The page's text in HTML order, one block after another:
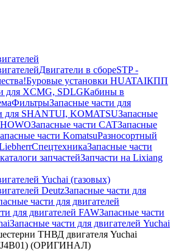
Двигатели в сбореSTP -
Буровые установки HUATAIКПП
для XCMG, SDLGКабины в
ФильтрыЗапасные части для
для SHANTUI, KOMATSUЗапасные
Запасные части CATЗапасные
части KomatsuРазносортный
СпецтехникаЗапасные части
запчастейЗапчасти на Lixiang
Yuchai (газовых)
DeutzЗапасные части для
части для двигателей
для двигателей FAWЗапасные части
Запасные части для двигателей Yuchai
ТНВД двигателя Yuchai
J4B01) (ОРИГИНАЛ)